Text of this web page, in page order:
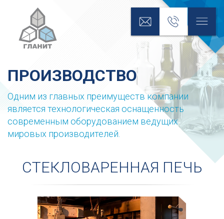
ПРОИЗВОДСТВО
Одним из главных преимуществ компании
является технологическая оснащенность
современным оборудованием ведущих
мировых производителей.
СТЕКЛОВАРЕННАЯ ПЕЧЬ